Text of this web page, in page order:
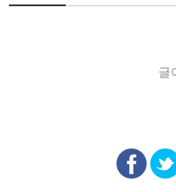
글